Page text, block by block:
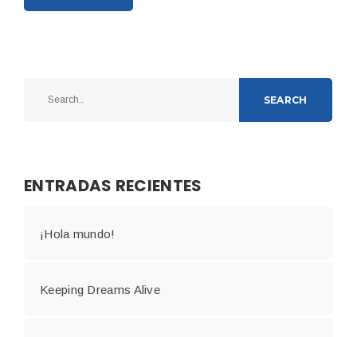
SEARCH
ENTRADAS RECIENTES
¡Hola mundo!
Keeping Dreams Alive